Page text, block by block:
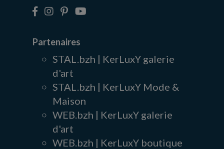
Partenaires
STAL.bzh | KerLuxY galerie
d'art
STAL.bzh | KerLuxY Mode &
Maison
WEB.bzh | KerLuxY galerie
d'art
WEB.bzh | KerLuxY boutique